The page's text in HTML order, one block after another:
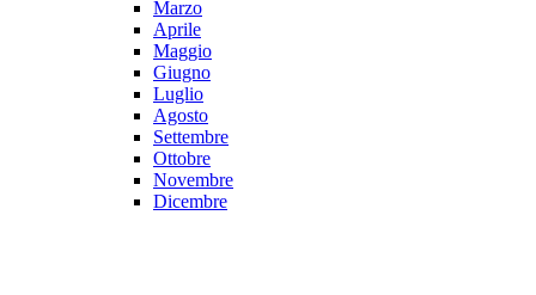
Marzo
Aprile
Maggio
Giugno
Luglio
Agosto
Settembre
Ottobre
Novembre
Dicembre